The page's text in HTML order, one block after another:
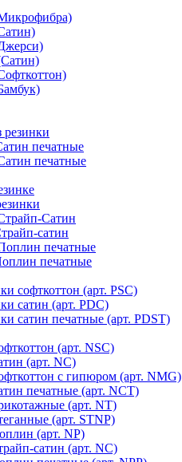
резинки
печатные
печатные
Сатин
сатин
печатные
печатные
софткоттон (арт. PSC)
сатин (арт. PDC)
сатин печатные (арт. PDST)
(арт. NSC)
(арт. NC)
с гипюром (арт. NMG)
печатные (арт. NCT)
(арт. NT)
(арт. STNP)
(арт. NP)
сатин (арт. NC)